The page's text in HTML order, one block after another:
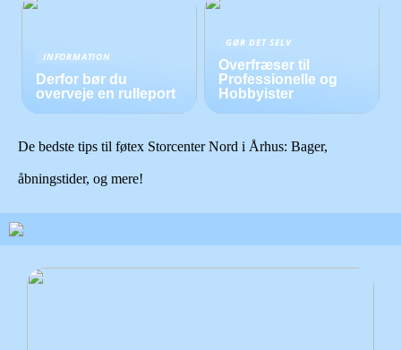
INFORMATION
Derfor bør du
overveje en rulleport
GØR DET SELV
Overfræser til
Professionelle og
Hobbyister
De bedste tips til føtex Storcenter Nord i Århus: Bager,
åbningstider, og mere!